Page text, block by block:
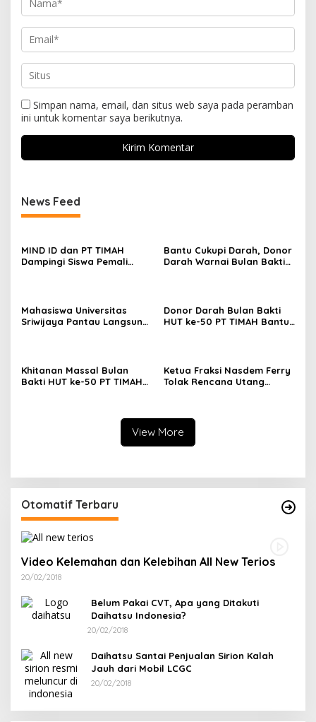
Simpan nama, email, dan situs web saya pada peramban
ini untuk komentar saya berikutnya.
News Feed
MIND ID dan PT TIMAH
Dampingi Siswa Pemali
Bantu Cukupi Darah, Donor
Darah Warnai Bulan Bakti
Mahasiswa Universitas
Sriwijaya Pantau Langsung
Donor Darah Bulan Bakti
HUT ke-50 PT TIMAH Bantu
Khitanan Massal Bulan
Bakti HUT ke-50 PT TIMAH
Ketua Fraksi Nasdem Ferry
Tolak Rencana Utang
View More
Otomatif Terbaru
Video Kelemahan dan Kelebihan All New Terios
20/02/2018
Belum Pakai CVT, Apa yang Ditakuti
Daihatsu Indonesia?
20/02/2018
Daihatsu Santai Penjualan Sirion Kalah
Jauh dari Mobil LCGC
20/02/2018